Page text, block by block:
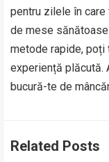
pentru zilele în
de mese
metode rapide, poți
experiență plăcută.
bucură-te de
Related Posts